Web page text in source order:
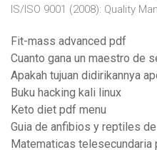
IS/ISO 9001 (2008): Quality
Fit-mass advanced pdf
Cuanto gana un maestro de
Apakah tujuan didirikannya
Buku hacking kali linux
Keto diet pdf menu
Guia de anfibios y reptiles
Matematicas telesecundaria